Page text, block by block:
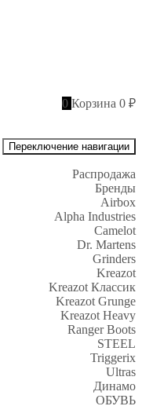
0 Корзина 0 ₽
Переключение навигации
Распродажа
Бренды
Airbox
Alpha Industries
Camelot
Dr. Martens
Grinders
Kreazot
Kreazot Классик
Kreazot Grunge
Kreazot Heavy
Ranger Boots
STEEL
Triggerix
Ultras
Динамо
ОБУВЬ